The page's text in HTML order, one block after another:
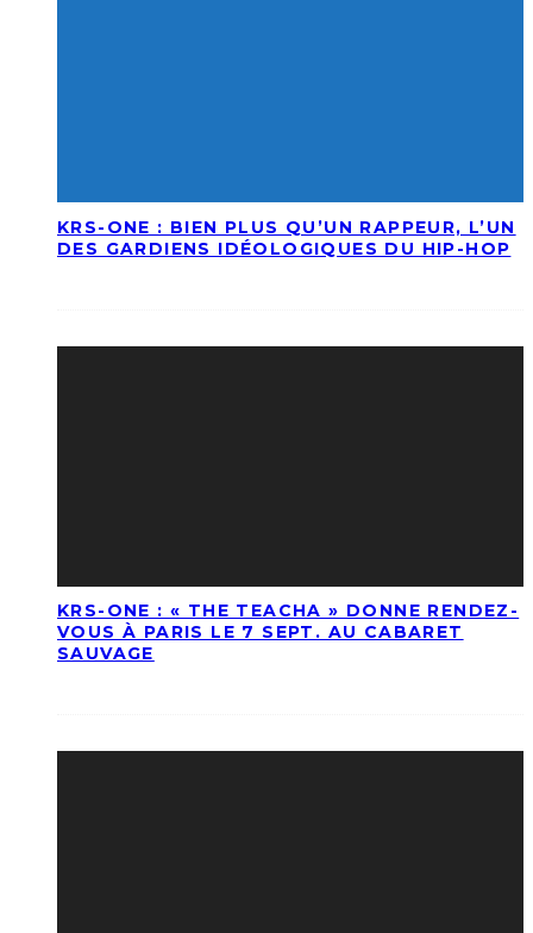
KRS-ONE : BIEN PLUS QU’UN RAPPEUR, L’UN
DES GARDIENS IDÉOLOGIQUES DU HIP-HOP
KRS-ONE : « THE TEACHA » DONNE RENDEZ-
VOUS À PARIS LE 7 SEPT. AU CABARET
SAUVAGE